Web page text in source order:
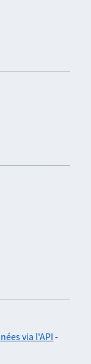
via l'API -